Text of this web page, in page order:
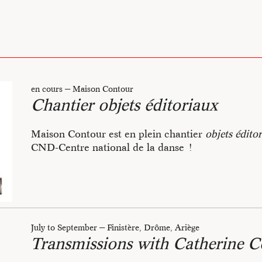
process /
/Des transmissions
en cours—Maison Contour
Chantier objets éditoriaux
Maison Contour est en plein chantier objets
CND-Centre national de la danse !
sein du laboratoire Bain/Maison Contour et à
viendra compléter les deux précédents ouvrages
à ce jour.
Charleroi Danse à Bruxelles et le CCN de
July to September— Finistère, Drôme, Ariège
Transmissions with Catherine